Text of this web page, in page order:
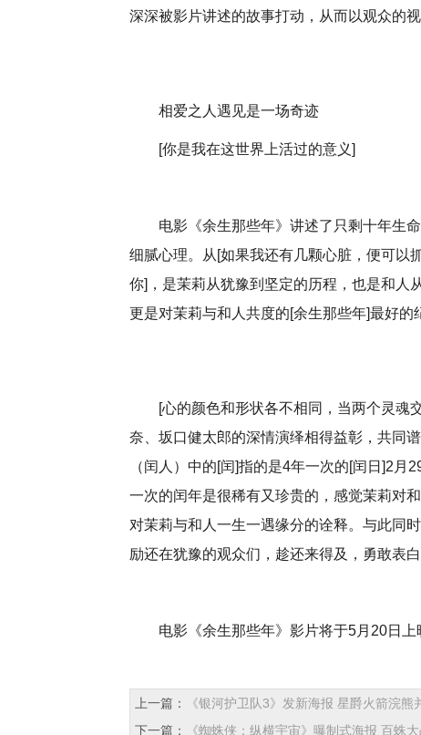
深深被影片讲述的故事打动，从而以观众的
相爱之人遇见是一场奇迹
[你是我在这世界上活过的意义]
电影《余生那些年》讲述了只剩十年生
细腻心理。从[如果我还有几颗心脏，便可以
你]，是茉莉从犹豫到坚定的历程，也是和人
更是对茉莉与和人共度的[余生那些年]最好的
[心的颜色和形状各不相同，当两个灵魂
奈、坂口健太郎的深情演绎相得益彰，共同
（闰人）中的[闰]指的是4年一次的[闰日]2
一次的闰年是很稀有又珍贵的，感觉茉莉对
对茉莉与和人一生一遇缘分的诠释。与此同
励还在犹豫的观众们，趁还来得及，勇敢表白
电影《余生那些年》影片将于5月20日上
上一篇：
《银河护卫队3》发新海报 星爵火箭浣熊
下一篇：
《蜘蛛侠：纵横宇宙》曝制式海报 百蛛